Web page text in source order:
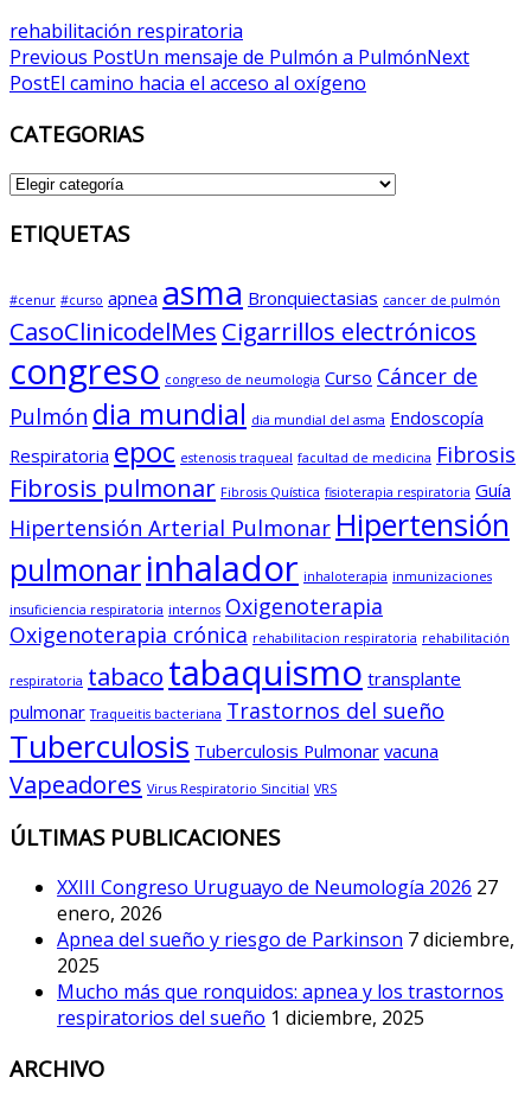
rehabilitación respiratoria
Post
navigation
Previous PostUn mensaje de Pulmón a PulmónNext
PostEl camino hacia el acceso al oxígeno
CATEGORIAS
CATEGORIAS
ETIQUETAS
#cenur #curso apnea asma Bronquiectasias cancer de pulmón
CasoClinicodelMes Cigarrillos electrónicos
congreso congreso de neumologia Curso Cáncer de
Pulmón dia mundial dia mundial del asma Endoscopía
Respiratoria epoc estenosis traqueal facultad de medicina Fibrosis
Fibrosis pulmonar Fibrosis Quística fisioterapia respiratoria Guía
Hipertensión Arterial Pulmonar Hipertensión
pulmonarinhalador inhaloterapia inmunizaciones
insuficiencia respiratoria internos Oxigenoterapia
Oxigenoterapia crónica rehabilitacion respiratoria rehabilitación
respiratoria tabaco tabaquismo transplante
pulmonar Traqueitis bacteriana Trastornos del sueño
Tuberculosis Tuberculosis Pulmonar vacuna
Vapeadores Virus Respiratorio Sincitial VRS
ÚLTIMAS PUBLICACIONES
XXIII Congreso Uruguayo de Neumología 2026 27
enero, 2026
Apnea del sueño y riesgo de Parkinson 7 diciembre,
2025
Mucho más que ronquidos: apnea y los trastornos
respiratorios del sueño 1 diciembre, 2025
ARCHIVO